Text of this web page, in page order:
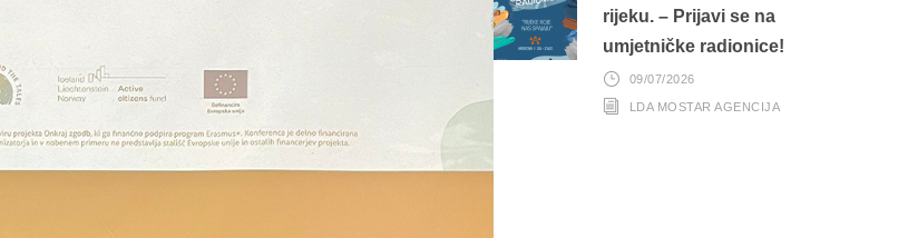
rijeku. – Prijavi se na
umjetničke radionice!
09/07/2026
LDA MOSTAR AGENCIJA